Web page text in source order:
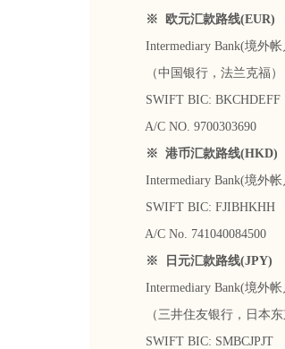
※ 欧元汇款路线(EUR)
Intermediary Bank(境外帐
（中国银行，法兰克福）
SWIFT BIC: BKCHDEFF
A/C NO. 9700303690
※ 港币汇款路线(HKD)
Intermediary Bank(境外帐
SWIFT BIC: FJIBHKHH
A/C No. 741040084500
※ 日元汇款路线(JPY)
Intermediary Bank(境外帐
（三井住友银行，日本东
SWIFT BIC: SMBCJPJT